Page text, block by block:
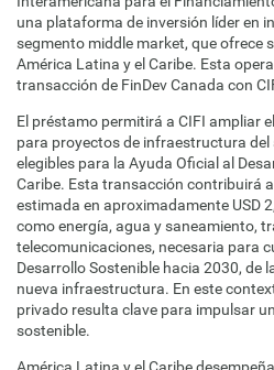
una plataforma de inversión líder en
segmento middle market, que ofrece
América Latina y el Caribe. Esta
transacción de FinDev Canada con
El préstamo permitirá a CIFI ampliar
para proyectos de infraestructura
elegibles para la Ayuda Oficial al
Caribe. Esta transacción contribuirá
estimada en aproximadamente USD
como energía, agua y saneamiento,
telecomunicaciones, necesaria para
Desarrollo Sostenible hacia 2030, de
nueva infraestructura. En este
privado resulta clave para impulsar
sostenible.